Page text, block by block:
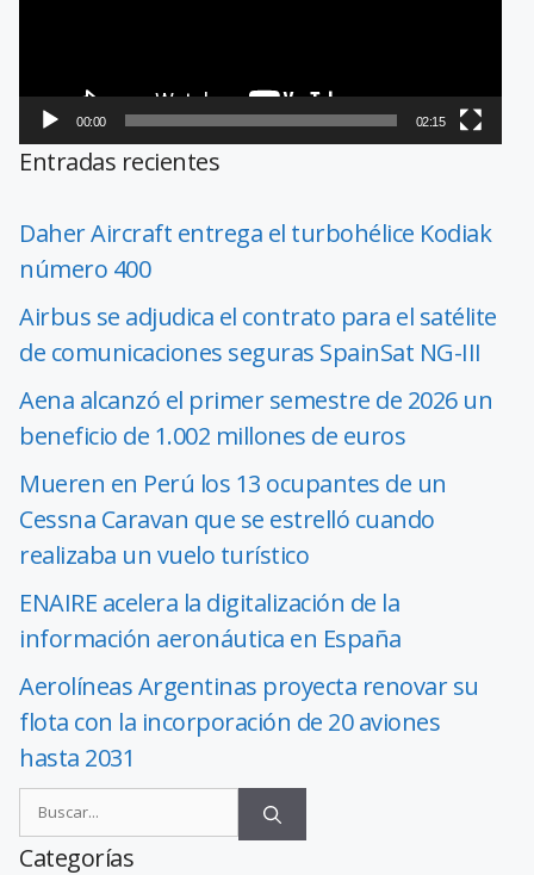
00:00 02:15
Entradas recientes
Daher Aircraft entrega el turbohélice Kodiak
número 400
Airbus se adjudica el contrato para el satélite
de comunicaciones seguras SpainSat NG-III
Aena alcanzó el primer semestre de 2026 un
beneficio de 1.002 millones de euros
Mueren en Perú los 13 ocupantes de un
Cessna Caravan que se estrelló cuando
realizaba un vuelo turístico
ENAIRE acelera la digitalización de la
información aeronáutica en España
Aerolíneas Argentinas proyecta renovar su
flota con la incorporación de 20 aviones
hasta 2031
Categorías